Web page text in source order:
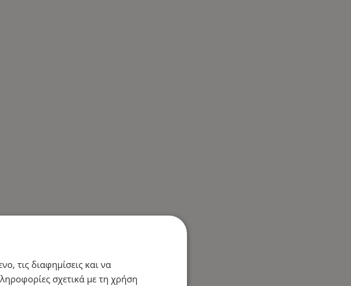
τις διαφημίσεις και να
σχετικά με τη χρήση